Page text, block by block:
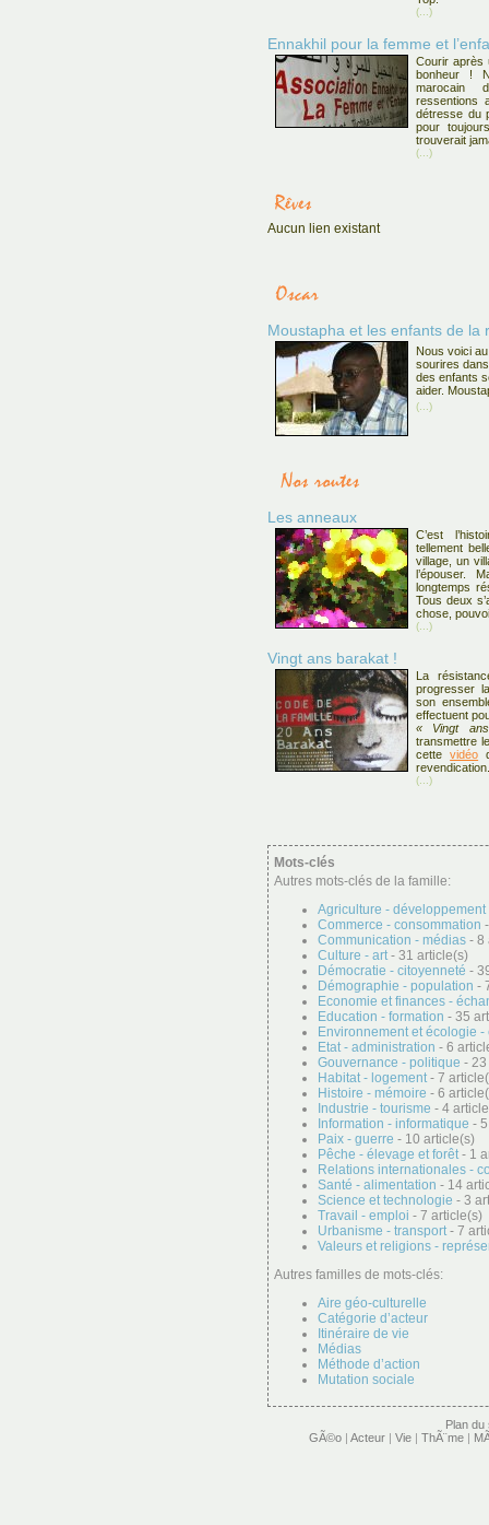
(...)
Ennakhil pour la femme et
Courir après
bonheur !
marocain
détresse du
pour
trouverait
(...)
Aucun lien existant
Moustapha et les enfants de la
Nous voici
sourires
des enfants
aider.
(...)
Les anneaux
C’est
tellement
village, un
l’épouser.
longtemps
Tous deux
chose,
(...)
Vingt ans barakat !
La
progresser
son
effectuent
« Vingt
transmettre
cettevidéo
revendication.
(...)
Mots-clés
Autres mots-clés de la famille:
Agriculture - développement
Commerce - consommation
Communication - médias - 8
Culture - art- 31 article(s)
Démocratie - citoyenneté -
Démographie - population -
Economie et finances -
Education - formation - 35
Environnement et écologie -
Etat - administration - 6
Gouvernance - politique -
Habitat - logement- 7
Histoire - mémoire - 6
Industrie - tourisme - 4
Information - informatique -
Paix - guerre - 10 article(s)
Pêche - élevage et forêt- 1
Relations internationales -
Santé - alimentation - 14
Science et technologie - 3
Travail - emploi - 7 article(s)
Urbanisme - transport- 7
Valeurs et religions -
Autres familles de mots-clés:
Aire géo-culturelle
Catégorie d’acteur
Itinéraire de vie
Médias
Méthode d’action
Mutation sociale
Plan du
GÃ©o | Acteur | Vie | ThÃ¨me |